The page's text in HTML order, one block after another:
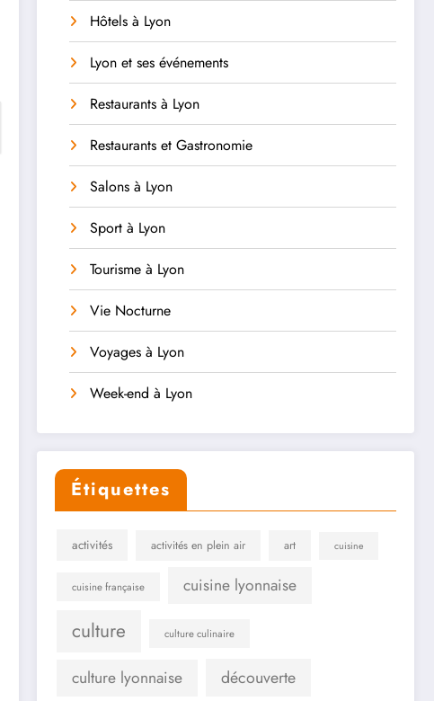
Hôtels à Lyon
Lyon et ses événements
Restaurants à Lyon
Restaurants et Gastronomie
Salons à Lyon
Sport à Lyon
Tourisme à Lyon
Vie Nocturne
Voyages à Lyon
Week-end à Lyon
Étiquettes
activités activités en plein air art cuisine
cuisine française cuisine lyonnaise
culture culture culinaire
culture lyonnaise découverte